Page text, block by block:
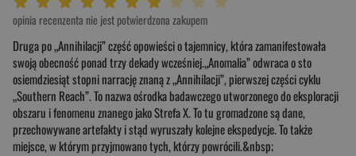
opinia recenzenta nie jest potwierdzona zakupem
Druga po „Annihilacji” część opowieści o tajemnicy, która zamanifestowała
swoją obecność ponad trzy dekady wcześniej.„Anomalia” odwraca o sto
osiemdziesiąt stopni narrację znaną z „Annihilacji”, pierwszej części cyklu
„Southern Reach”. To nazwa ośrodka badawczego utworzonego do eksploracji
obszaru i fenomenu znanego jako Strefa X. To tu gromadzone są dane,
przechowywane artefakty i stąd wyruszały kolejne ekspedycje. To także
miejsce, w którym przyjmowano tych, którzy powrócili.&nbsp;